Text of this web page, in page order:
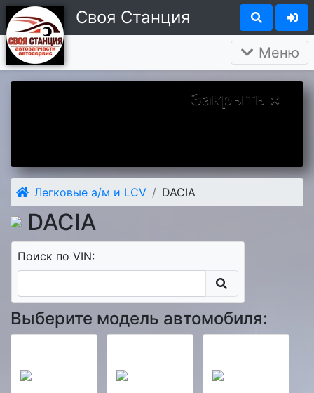
Своя Станция
Меню
Закрыть ×
Вы у нас впервые? Надеемся Вам
Легковые а/м и LCV DACIA
DACIA
Поиск по VIN:
Выберите модель автомобиля: